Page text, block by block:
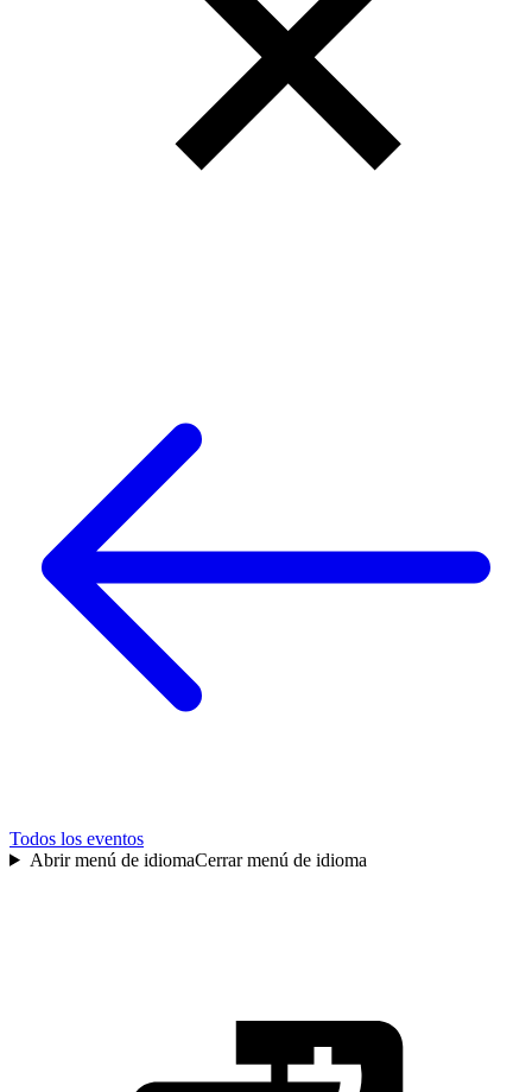
Todos los eventos
Abrir menú de idiomaCerrar menú de idioma